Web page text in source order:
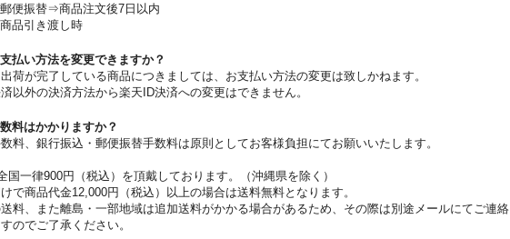
便振替⇒商品注文後7日以内
品引き渡し時
払い方法を変更できますか？
荷が完了している商品につきましては、お支払い方法の変更は致しかねます。
以外の決済方法から楽天ID決済への変更はできません。
料はかかりますか？
料、銀行振込・郵便振替手数料は原則としてお客様負担にてお願いいたします。
国一律900円（税込）を頂戴しております。（沖縄県を除く）
で商品代金12,000円（税込）以上の場合は送料無料となります。
料、また離島・一部地域は追加送料がかかる場合があるため、その際は別途メールにてご連絡
のでご了承ください。